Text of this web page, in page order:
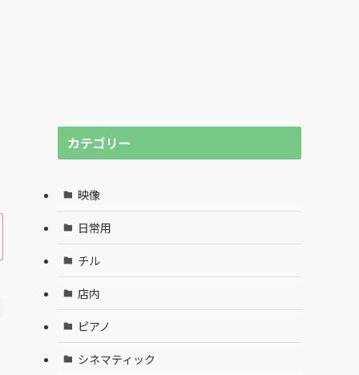
カテゴリー
映像
日常用
チル
店内
ピアノ
シネマティック